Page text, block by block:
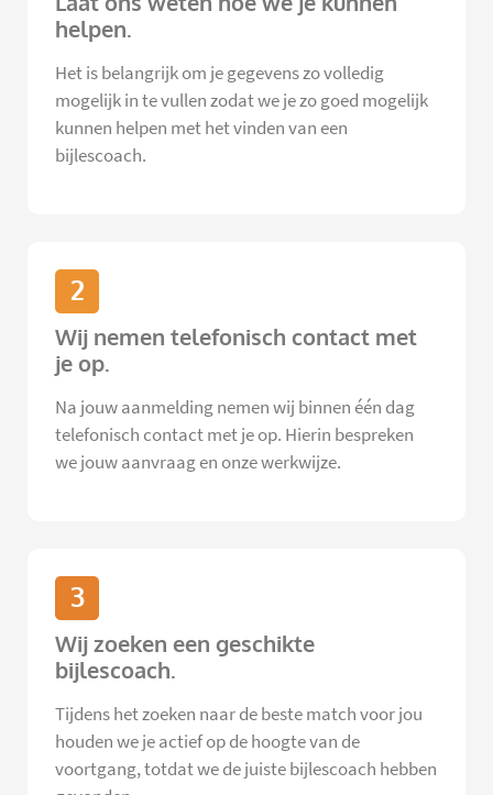
helpen.
Het is belangrijk om je gegevens zo volledig
mogelijk in te vullen zodat we je zo goed mogelijk
kunnen helpen met het vinden van een
bijlescoach.
2
Wij nemen telefonisch contact met
je op.
Na jouw aanmelding nemen wij binnen één dag
telefonisch contact met je op. Hierin bespreken
we jouw aanvraag en onze werkwijze.
3
Wij zoeken een geschikte
bijlescoach.
Tijdens het zoeken naar de beste match voor jou
houden we je actief op de hoogte van de
voortgang, totdat we de juiste bijlescoach hebben